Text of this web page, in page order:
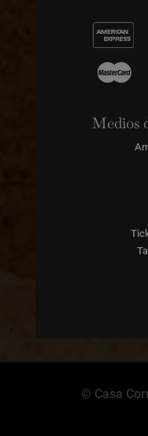
Medios
© Casa